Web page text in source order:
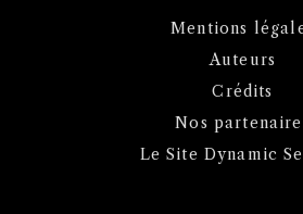
Mentions
Auteurs
Crédits
Nos
Le Site Dynamic